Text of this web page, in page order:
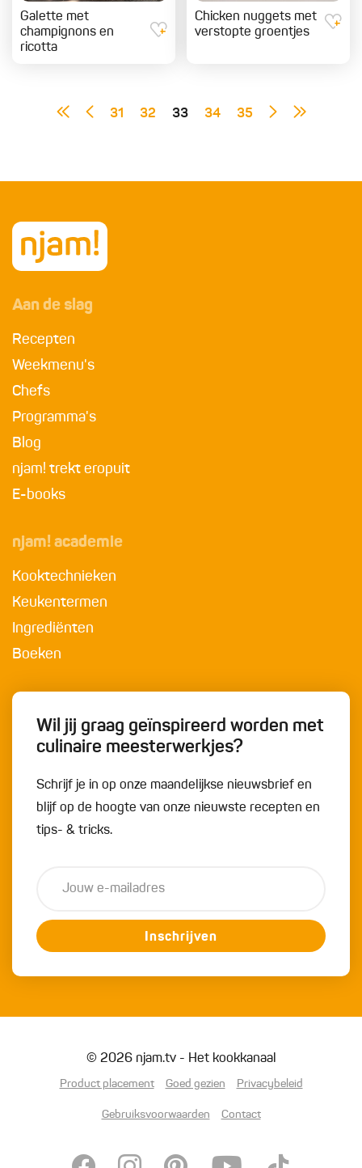
Galette met
champignons en
ricotta
Chicken nuggets met
verstopte groentjes
31 32 33 34 35
Aan de slag
Recepten
Weekmenu's
Chefs
Programma's
Blog
njam! trekt eropuit
E-books
njam! academie
Kooktechnieken
Keukentermen
Ingrediënten
Boeken
Wil jij graag geïnspireerd worden met
culinaire meesterwerkjes?
Schrijf je in op onze maandelijkse nieuwsbrief en
blijf op de hoogte van onze nieuwste recepten en
tips- & tricks.
Inschrijven
© 2026 njam.tv - Het kookkanaal
Product placement Goed gezien Privacybeleid
Gebruiksvoorwaarden Contact